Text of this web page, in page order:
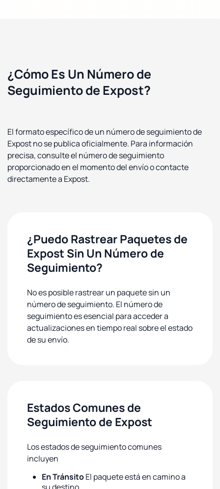
¿Cómo Es Un Número de
Seguimiento de Expost?
El formato específico de un número de seguimiento de
Expost no se publica oficialmente. Para información
precisa, consulte el número de seguimiento
proporcionado en el momento del envío o contacte
directamente a Expost.
¿Puedo Rastrear Paquetes de
Expost Sin Un Número de
Seguimiento?
No es posible rastrear un paquete sin un
número de seguimiento. El número de
seguimiento es esencial para acceder a
actualizaciones en tiempo real sobre el estado
de su envío.
Estados Comunes de
Seguimiento de Expost
Los estados de seguimiento comunes
incluyen
En TránsitoEl paquete está en camino a